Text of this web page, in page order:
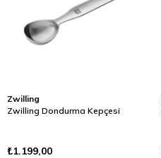
Zwilling
Zwilling Dondurma Kepçesi
₺1.199,00